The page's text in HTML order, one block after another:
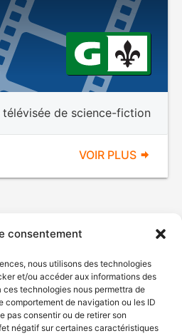
consentement
nous utilisons des technologies
et/ou accéder aux informations des
technologies nous permettra de
comportement de navigation ou les ID
pas consentir ou de retirer son
négatif sur certaines caractéristiques
télévisée de science-fiction
VOIR PLUS